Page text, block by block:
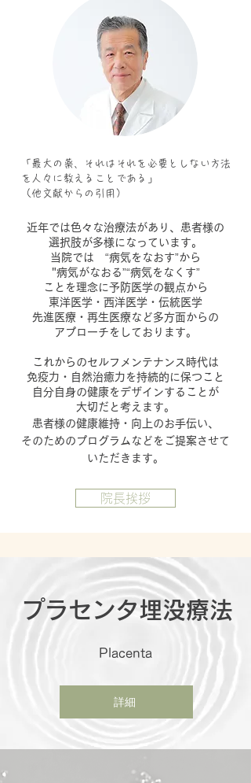
「最大の薬、それはそれを必要としない方法
を人々に教えることである」
（他文献からの引用）
近年では色々な治療法があり、患者様の
選択肢が多様になっています。
当院では “病気をなおす”から
"病気がなおる”“病気をなくす”
ことを理念に予防医学の観点から
東洋医学・西洋医学・伝統医学
先進医療・再生医療など多方面からの
アプローチをしております。
これからのセルフメンテナンス時代は
免疫力・自然治癒力を持続的に保つこと
自分自身の健康をデザインすることが
大切だと考えます。
患者様の健康維持・向上のお手伝い、
そのためのプログラムなどをご提案させて
いただきます。
院長挨拶
​プラセンタ埋没療法
​Placenta
詳細